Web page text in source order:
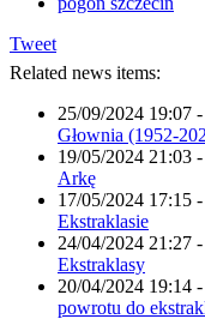
Tweet
Related news items:
25/09/2024 19:07 -
Głownia (1952-
19/05/2024 21:03 -
Arkę
17/05/2024 17:15 -
Ekstraklasie
24/04/2024 21:27 -
Ekstraklasy
20/04/2024 19:14 -
powrotu do